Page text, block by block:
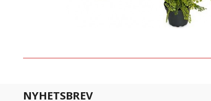
NYHETSBREV